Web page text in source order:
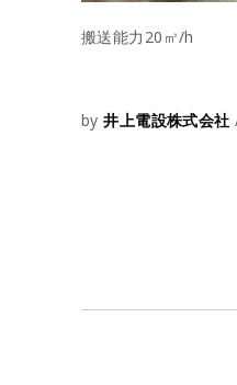
搬送能力20㎥/h
by井上電設株式会社